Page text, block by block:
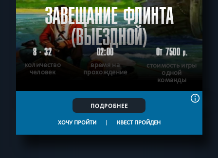
ЗАВЕЩАНИЕ ФЛИНТА
(ВЫЕЗДНОЙ)
8 - 32
количество
человек
02:00
время на
прохождение
От 7500р.
стоимость игры
одной
команды
ПОДРОБНЕЕ
ХОЧУ ПРОЙТИ | КВЕСТ ПРОЙДЕН